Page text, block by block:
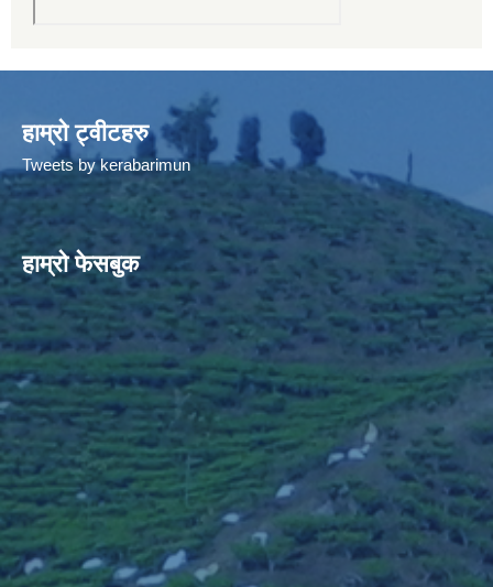
हाम्रो ट्वीटहरु
Tweets by kerabarimun
हाम्रो फेसबुक